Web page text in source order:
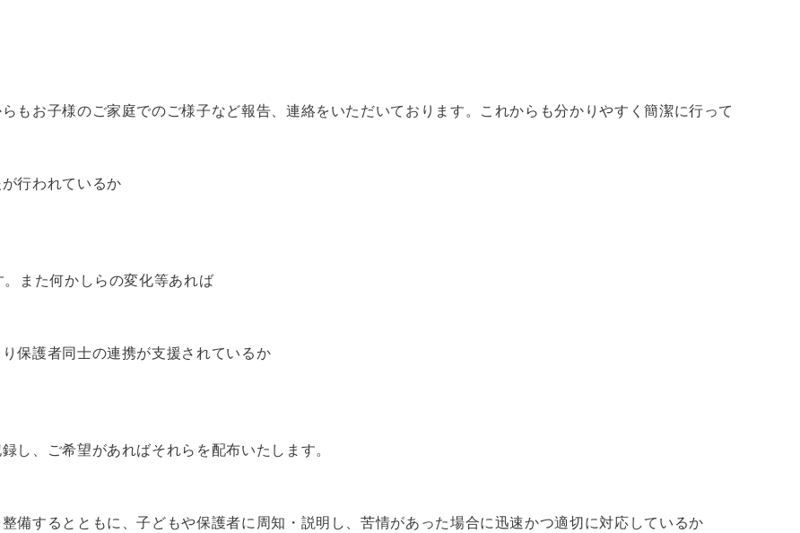
もお子様のご家庭でのご様子など報告、連絡をいただいております。これからも分かりやすく簡潔に行って
行われているか
また何かしらの変化等あれば
保護者同士の連携が支援されているか
し、ご希望があればそれらを配布いたします。
備するとともに、子どもや保護者に周知・説明し、苦情があった場合に迅速かつ適切に対応しているか